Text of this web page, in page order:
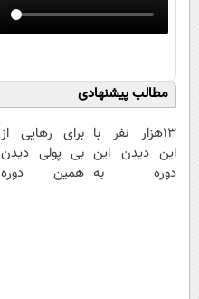
مطالب پیشنهادی
13هزار نفر با
این دیدن این
دوره به
برای رهایی از
بی پولی دیدن
همین دوره